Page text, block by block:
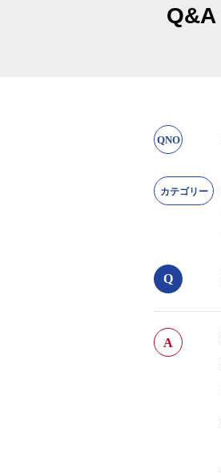
Q&A